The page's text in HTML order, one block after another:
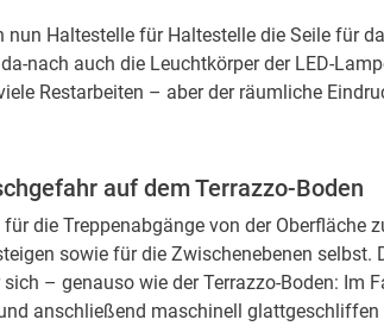
nun Haltestelle für Haltestelle die Seile für
nach auch die Leuchtkörper der LED-
Restarbeiten – aber der räumliche
auf dem Terrazzo-Boden
die Treppenabgänge von der Oberfläche
sowie für die Zwischenebenen selbst.
– genauso wie der Terrazzo-Boden: Im
anschließend maschinell glattgeschliffen